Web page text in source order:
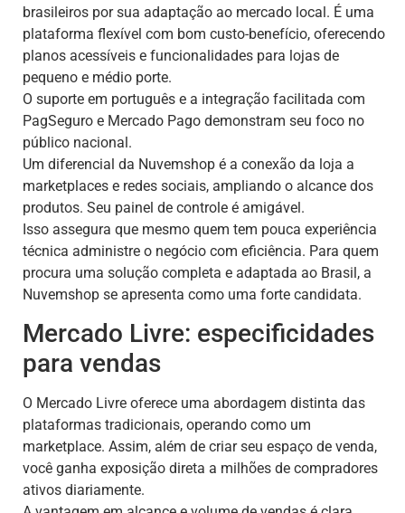
brasileiros por sua adaptação ao mercado local. É uma
plataforma flexível com bom custo-benefício, oferecendo
planos acessíveis e funcionalidades para lojas de
pequeno e médio porte.
O suporte em português e a integração facilitada com
PagSeguro e Mercado Pago demonstram seu foco no
público nacional.
Um diferencial da Nuvemshop é a conexão da loja a
marketplaces e redes sociais, ampliando o alcance dos
produtos. Seu painel de controle é amigável.
Isso assegura que mesmo quem tem pouca experiência
técnica administre o negócio com eficiência. Para quem
procura uma solução completa e adaptada ao Brasil, a
Nuvemshop se apresenta como uma forte candidata.
Mercado Livre: especificidades
para vendas
O Mercado Livre oferece uma abordagem distinta das
plataformas tradicionais, operando como um
marketplace. Assim, além de criar seu espaço de venda,
você ganha exposição direta a milhões de compradores
ativos diariamente.